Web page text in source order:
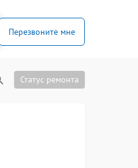
Перезвоните мне
Статус ремонта